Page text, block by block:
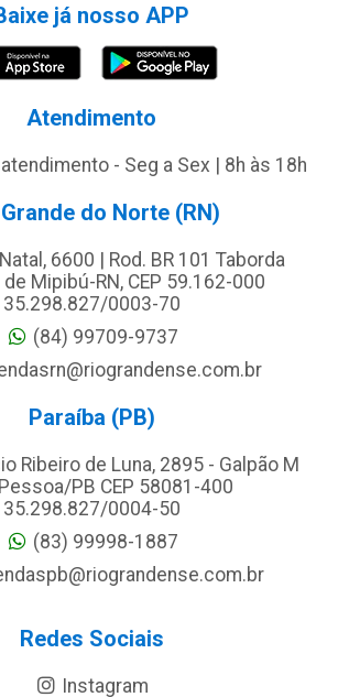
já nosso APP
Atendimento
- Seg a Sex | 8h às 18h
do Norte (RN)
6600 | Rod. BR 101 Taborda
Mipibú-RN, CEP 59.162-000
35.298.827/0003-70
(84) 99709-9737
Paraíba (PB)
Ribeiro de Luna, 2895 - Galpão M
PB CEP 58081-400
35.298.827/0004-50
(83) 99998-1887
Redes Sociais
Instagram